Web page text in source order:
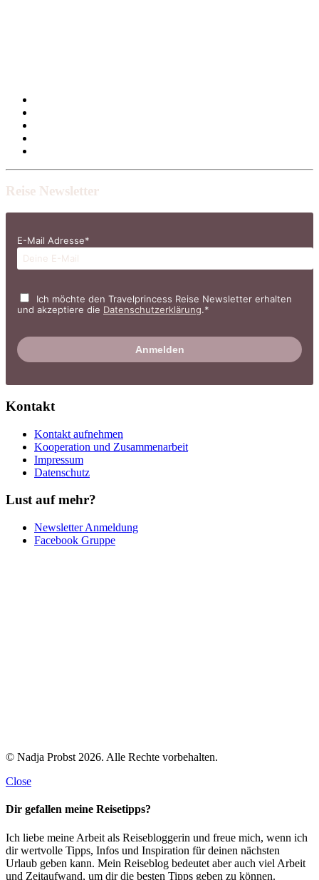
Reise Newsletter
E-Mail Adresse*
Ich möchte den Travelprincess Reise Newsletter erhalten
und akzeptiere die Datenschutzerklärung.*
Kontakt
Kontakt aufnehmen
Kooperation und Zusammenarbeit
Impressum
Datenschutz
Lust auf mehr?
Newsletter Anmeldung
Facebook Gruppe
© Nadja Probst 2026. Alle Rechte vorbehalten.
Close
Dir gefallen meine Reisetipps?
Ich liebe meine Arbeit als Reisebloggerin und freue mich, wenn ich
dir wertvolle Tipps, Infos und Inspiration für deinen nächsten
Urlaub geben kann. Mein Reiseblog bedeutet aber auch viel Arbeit
und Zeitaufwand, um dir die besten Tipps geben zu können.